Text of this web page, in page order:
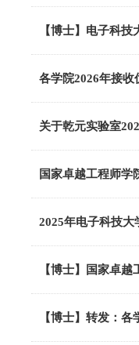
【博士】电子科
各学院2026年接
关于乾元实验室
国家卓越工程师学
2025年电子科技
【博士】国家卓
【博士】转发：